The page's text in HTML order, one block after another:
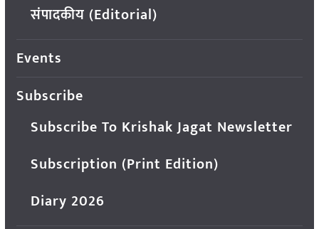
संपादकीय (Editorial)
Events
Subscribe
Subscribe To Krishak Jagat Newsletter
Subscription (Print Edition)
Diary 2026